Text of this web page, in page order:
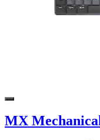
MX Mechanical